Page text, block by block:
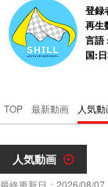
登録
再生
言語
国:
TOP 最新動画 人気
人気動画